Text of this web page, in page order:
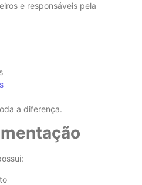
e responsáveis pela
a diferença.